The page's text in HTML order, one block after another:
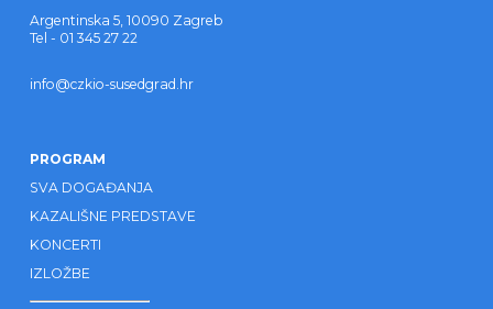
Argentinska 5, 10090 Zagreb
Tel - 01 345 27 22
info@czkio-susedgrad.hr
PROGRAM
SVA DOGAĐANJA
KAZALIŠNE PREDSTAVE
KONCERTI
IZLOŽBE